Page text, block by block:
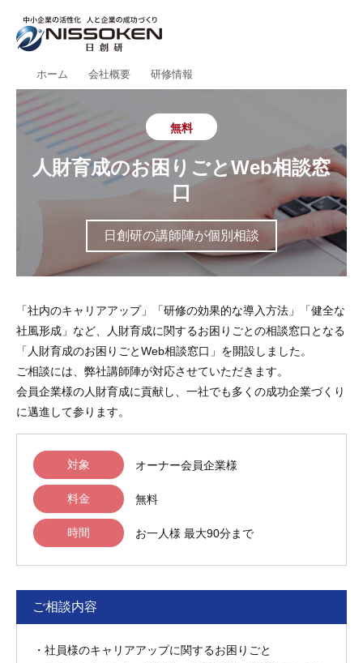
ホーム 会社概要 研修情報
無料
人財育成のお困りごとWeb相談窓
口
日創研の講師陣が個別相談
「社内のキャリアアップ」「研修の効果的な導入方法」「健全な
社風形成」など、人財育成に関するお困りごとの相談窓口となる
「人財育成のお困りごとWeb相談窓口」を開設しました。
ご相談には、弊社講師陣が対応させていただきます。
会員企業様の人財育成に貢献し、一社でも多くの成功企業づくり
に邁進して参ります。
対象 オーナー会員企業様
料金 無料
時間 お一人様 最大90分まで
ご相談内容
・社員様のキャリアアップに関するお困りごと